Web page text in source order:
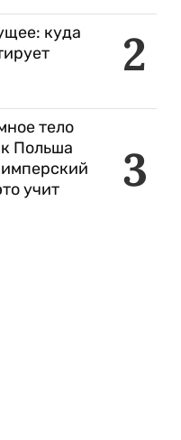
2
куда
3
тело
Польша
учит